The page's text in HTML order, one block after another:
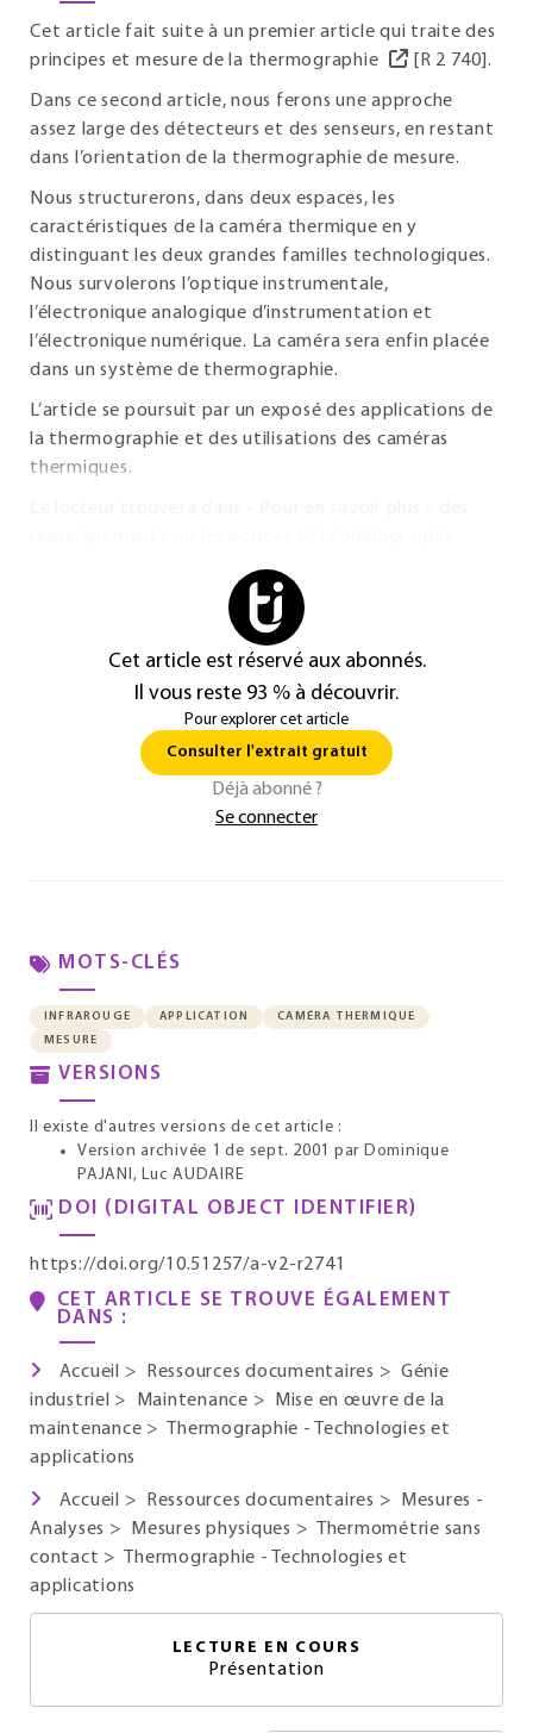
Cet article fait suite à un premier article qui traite des
principes et mesure de la thermographie
[R 2 740].
Dans ce second article, nous ferons une approche
assez large des détecteurs et des senseurs, en restant
dans l’orientation de la thermographie de mesure.
Nous structurerons, dans deux espaces, les
caractéristiques de la caméra thermique en y
distinguant les deux grandes familles technologiques.
Nous survolerons l’optique instrumentale,
l’électronique analogique d’instrumentation et
l’électronique numérique. La caméra sera enfin placée
dans un système de thermographie.
L’article se poursuit par un exposé des applications de
la thermographie et des utilisations des caméras
thermiques.
Cet article est réservé aux abonnés.
Il vous reste 93 % à découvrir.
Pour explorer cet article
Consulter l'extrait gratuit
Déjà abonné ?
Se connecter
MOTS-CLÉS
INFRAROUGE APPLICATION
CAMÉRA THERMIQUE
MESURE
VERSIONS
Il existe d'autres versions de cet article :
Version archivée 1 de sept. 2001 par Dominique
PAJANI, Luc AUDAIRE
DOI (DIGITAL OBJECT IDENTIFIER)
https://doi.org/10.51257/a-v2-r2741
CET ARTICLE SE TROUVE ÉGALEMENT
DANS :
Accueil > Ressources documentaires > Génie
industriel > Maintenance >
Mise en œuvre de la
maintenance >
Thermographie - Technologies et
applications
Accueil > Ressources documentaires >
Mesures -
Analyses > Mesures physiques >
Thermométrie sans
contact >
Thermographie - Technologies et
applications
LECTURE EN COURS
Présentation